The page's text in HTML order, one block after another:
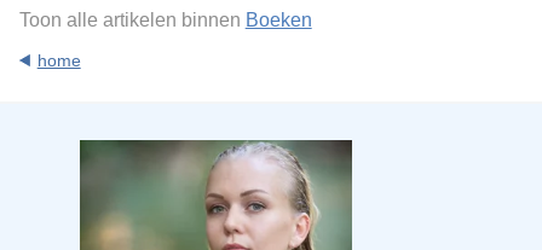
Toon alle artikelen binnen Boeken
home